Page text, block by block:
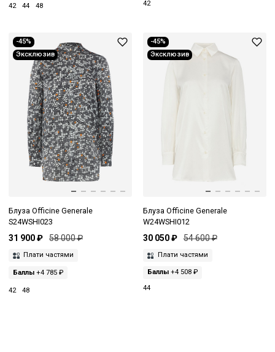
42 44 48
42
-45%
Эксклюзив
Блуза Officine Generale
S24WSHI023
31 900 ₽ 58 000 ₽
Плати частями
Баллы +4 785 ₽
42 48
-45%
Эксклюзив
Блуза Officine Generale
W24WSHI012
30 050 ₽ 54 600 ₽
Плати частями
Баллы+4 508 ₽
44